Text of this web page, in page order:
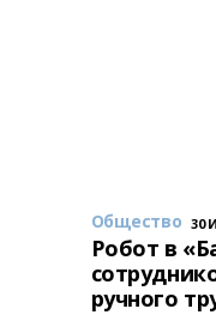
Общество 30
Робот в
ручного